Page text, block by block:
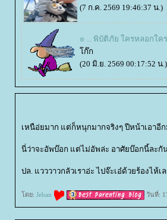
(7 ก.ค. 2569 19:46:37 น.)
๏ ... พิบัติภัย ใครหลอกใค
ก๊ก
(20 มิ.ย. 2569 00:17:52 น.)
เหนือ่ยมาก แต่ก็หนุกมากจริงๆ ปีหน้าเอาอีก
นี่ว่าจะอัพบ๊อก แต่ไม่อัพล่ะ อาศัยบ๊อกนี้ละกั
ปล. แวววาวกลัวเราอ่ะ ไปจ๊ะเอ๋ด้วยร้องไห้
ดย: Jeban วันที่: